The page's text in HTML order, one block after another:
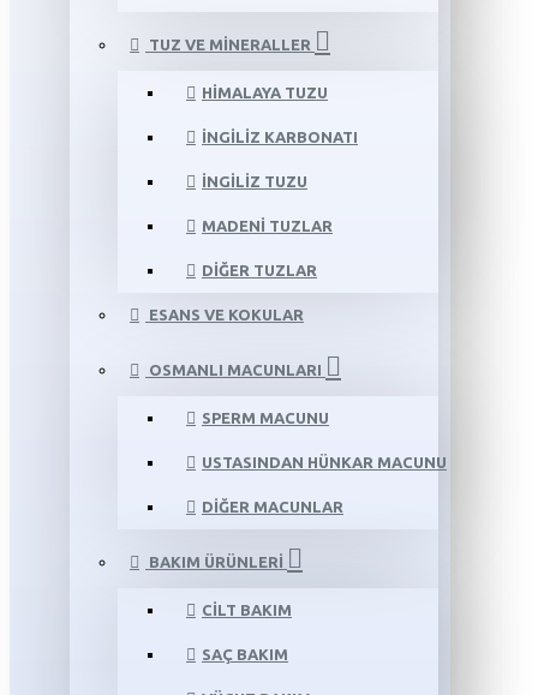
TUZ VE MINERALLER
HIMALAYA TUZU
İNGILIZ KARBONATI
İNGILIZ TUZU
MADENI TUZLAR
DIĞER TUZLAR
ESANS VE KOKULAR
OSMANLI MACUNLARI
SPERM MACUNU
USTASINDAN HÜNKAR MACUNU
DIĞER MACUNLAR
BAKIM ÜRÜNLERI
CILT BAKIM
SAÇ BAKIM